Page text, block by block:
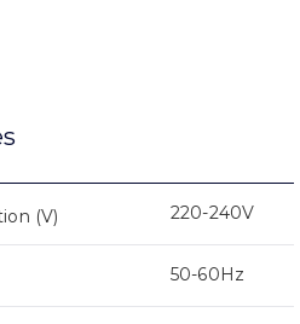
(V) 220-240V
50-60Hz